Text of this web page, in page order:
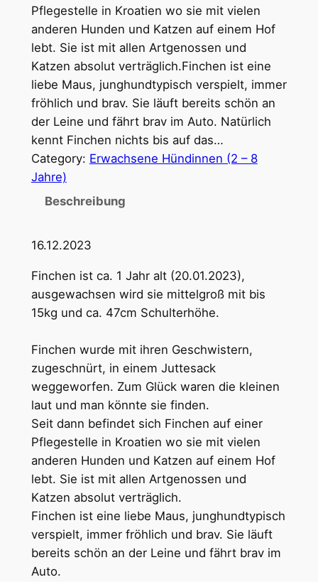
Pflegestelle in Kroatien wo sie mit vielen
anderen Hunden und Katzen auf einem Hof
lebt. Sie ist mit allen Artgenossen und
Katzen absolut verträglich.Finchen ist eine
liebe Maus, junghundtypisch verspielt, immer
fröhlich und brav. Sie läuft bereits schön an
der Leine und fährt brav im Auto. Natürlich
kennt Finchen nichts bis auf das…
Category: Erwachsene Hündinnen (2 – 8
Jahre)
Beschreibung
16.12.2023
Finchen ist ca. 1 Jahr alt (20.01.2023),
ausgewachsen wird sie mittelgroß mit bis
15kg und ca. 47cm Schulterhöhe.
Finchen wurde mit ihren Geschwistern,
zugeschnürt, in einem Juttesack
weggeworfen. Zum Glück waren die kleinen
laut und man könnte sie finden.
Seit dann befindet sich Finchen auf einer
Pflegestelle in Kroatien wo sie mit vielen
anderen Hunden und Katzen auf einem Hof
lebt. Sie ist mit allen Artgenossen und
Katzen absolut verträglich.
Finchen ist eine liebe Maus, junghundtypisch
verspielt, immer fröhlich und brav. Sie läuft
bereits schön an der Leine und fährt brav im
Auto.